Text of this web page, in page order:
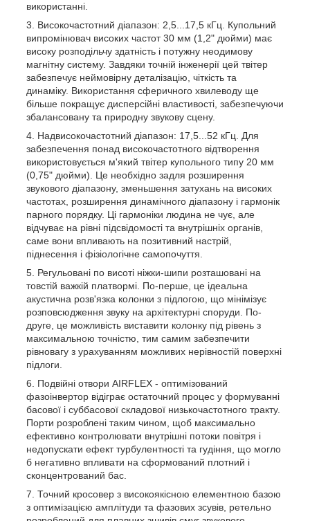
використанні.
Високочастотний діапазон: 2,5...17,5 кГц. Купольний
випромінювач високих частот 30 мм (1,2" дюйми) має
високу розподільчу здатність і потужну неодимову
магнітну систему. Завдяки точній інженерії цей твітер
забезпечує неймовірну деталізацію, чіткість та
динаміку. Використання сферичного хвилеводу ще
більше покращує дисперсійні властивості, забезпечуючи
збалансовану та природну звукову сцену.
Надвисокочастотний діапазон: 17,5...52 кГц. Для
забезпечення понад високочастотного відтворення
використовується м'який твітер купольного типу 20 мм
(0,75" дюйми). Це необхідно задля розширення
звукового діапазону, зменьшення затухань на високих
частотах, розширення динамічного діапазону і гармонік
парного порядку. Ці гармоніки людина не чує, але
відчуває на рівні підсвідомості та внутрішніх органів,
саме вони впливають на позитивний настрій,
піднесення і фізіологічне самопочуття.
Регульовані по висоті ніжки-шипи розташовані на
товстій важкій платвормі. По-перше, це ідеальна
акустична розв'язка колонки з підлогою, що мінімізує
розповсюдження звуку на архітектурні споруди. По-
друге, це можливість виставити колонку під рівень з
максимальною точністю, тим самим забезпечити
рівновагу з урахуванням можливих нерівностій поверхні
підлоги.
Подвійні отвори AIRFLEX - оптимізований
фазоінвертор відіграє остаточний процес у формуванні
басової і суббасової складової низькочастотного тракту.
Порти розроблені таким чином, щоб максимально
ефективно контролювати внутрішні потоки повітря і
недопускати ефект турбулентності та гудіння, що могло
б негативно впливати на сформований плотний і
сконцентрований бас.
Точний кросовер з високоякісною елементною базою
з оптимізацією амплітуди та фазових зсувів, ретельно